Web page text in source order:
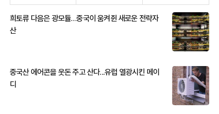
희토류 다음은 광모듈…중국이 움켜쥔 새로운 전략자
산
중국산 에어콘을 웃돈 주고 산다...유럽 열광시킨 메이
디